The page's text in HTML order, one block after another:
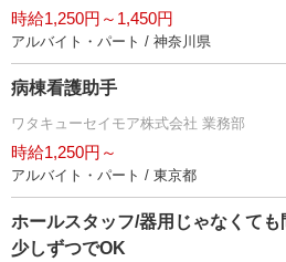
時給1,250円～1,450円
アルバイト・パート / 神奈川県
病棟看護助手
ワタキューセイモア株式会社 業務部
時給1,250円～
アルバイト・パート / 東京都
ホールスタッフ/器用じゃなくて
少しずつでOK